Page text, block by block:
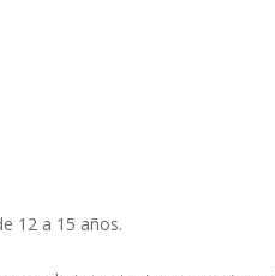
12 a 15 años.